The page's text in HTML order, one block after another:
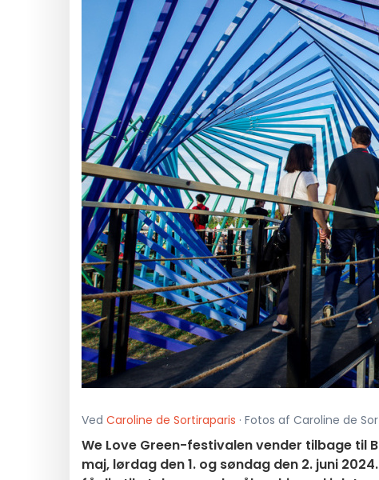
Ved Caroline de Sortiraparis · Fotos af Caroline de
We Love Green-festivalen vender tilbage til
maj, lørdag den 1. og søndag den 2. juni